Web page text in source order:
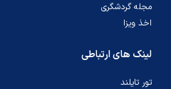
مجله گردشگری
اخذ ویزا
لینک های ارتباطی
تور تایلند